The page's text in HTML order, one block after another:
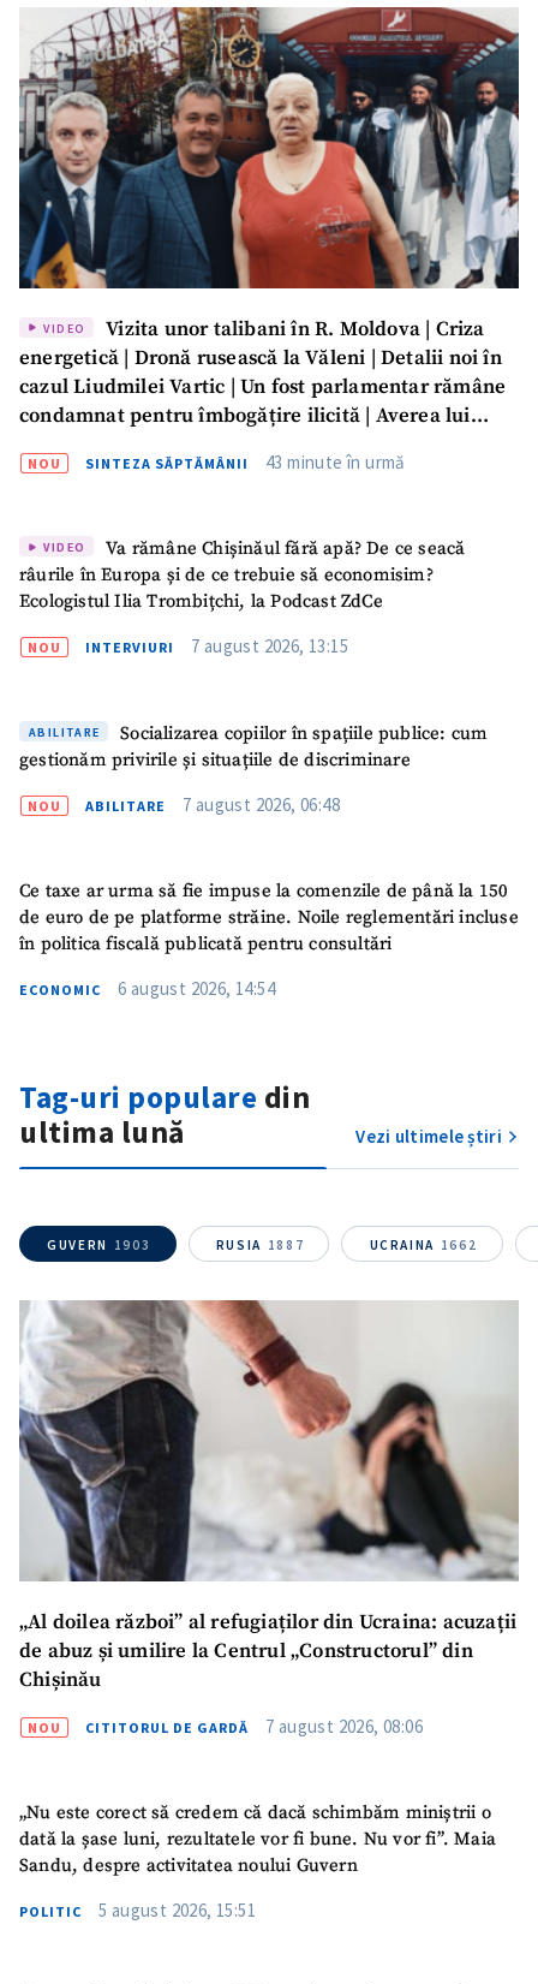
VIDEO
Vizita unor talibani în R. Moldova | Criza
energetică | Dronă rusească la Văleni | Detalii noi în
cazul Liudmilei Vartic | Un fost parlamentar rămâne
condamnat pentru îmbogățire ilicită | Averea lui
GARDĂ
NOU SINTEZA SĂPTĂMÂNII 43 minute în urmă
VIDEO
Va rămâne Chișinăul fără apă? De ce seacă
râurile în Europa și de ce trebuie să economisim?
Ecologistul Ilia Trombițchi, la Podcast ZdCe
NOU INTERVIURI 7 august 2026, 13:15
ABILITARE
Socializarea copiilor în spațiile publice: cum
gestionăm privirile și situațiile de discriminare
NOU ABILITARE 7 august 2026, 06:48
Ce taxe ar urma să fie impuse la comenzile de până la 150
de euro de pe platforme străine. Noile reglementări incluse
în politica fiscală publicată pentru consultări
ECONOMIC 6 august 2026, 14:54
Tag-uri populare din
ultima lună
Vezi ultimele știri
GUVERN 1903 RUSIA 1887 UCRAINA 1662
„Al doilea război” al refugiaților din Ucraina: acuzații
de abuz și umilire la Centrul „Constructorul” din
Chișinău
NOU CITITORUL DE GARDĂ 7 august 2026, 08:06
„Nu este corect să credem că dacă schimbăm miniștrii o
dată la șase luni, rezultatele vor fi bune. Nu vor fi”. Maia
Sandu, despre activitatea noului Guvern
POLITIC 5 august 2026, 15:51
Fotografie
+ Încarcă imagine
Link media+ Link media
Mesajul știrei
+ Mesajul știrei
Sursă anonimă
Telefon
+ Telefon personal
acord cupolitica de